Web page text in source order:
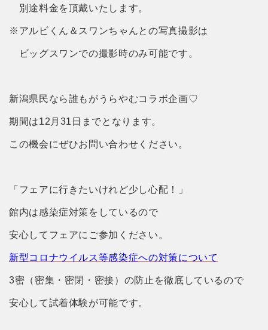
別途料金を頂戴いたします。
※アルビくん＆スワンちゃんとの写真撮影は
ビッグスワンでの撮影時のみ可能です。
新潟県民なら誰もがうらやむコラボ企画♡
期間は12月31日までとなります。
この機会にぜひお問い合わせください。
「フェアに行きたいけれど少し心配！」
館内は感染症対策をしているので
安心してフェアにご参加ください。
新型コロナウイルス等感染症への対策について
3密（密集・密閉・密接）の防止を徹底しているので
安心して試着体験が可能です。